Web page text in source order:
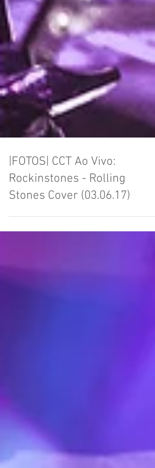
|FOTOS| CCT Ao Vivo:
Rockinstones - Rolling
Stones Cover (03.06.17)